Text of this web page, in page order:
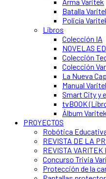
Batalla
Policía
Libros
Colección IA
NOVELAS
Colección
Colección
La Nueva
Manual
Smart City y
tvBOOK
Álbum
PROYECTOS
Robótica
REVISTA DE LA
REVISTA VARITEK
Concurso Trivia
Protección de la